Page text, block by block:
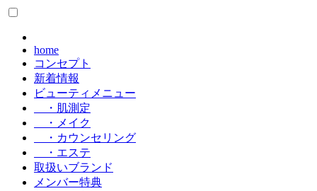
home
コンセプト
新着情報
ビューティメニュー
・肌測定
・メイク
・カウンセリング
・エステ
取扱いブランド
メンバー特典